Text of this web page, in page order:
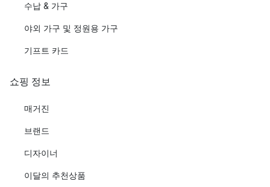
수납 & 가구
야외 가구 및 정원용 가구
기프트 카드
쇼핑 정보
매거진
브랜드
디자이너
이달의 추천상품